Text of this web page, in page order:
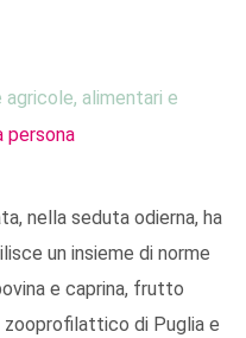
agricole, alimentari e
persona
nella seduta odierna, ha
un insieme di norme
e caprina, frutto
di Puglia e